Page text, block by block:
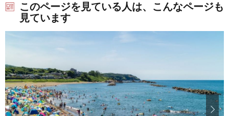
このページを見ている人は、こんなページも
見ています